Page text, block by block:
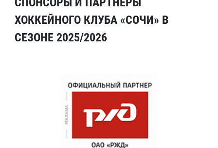
ХОККЕЙНОГО КЛУБА «СОЧИ» В
СЕЗОНЕ 2025/2026